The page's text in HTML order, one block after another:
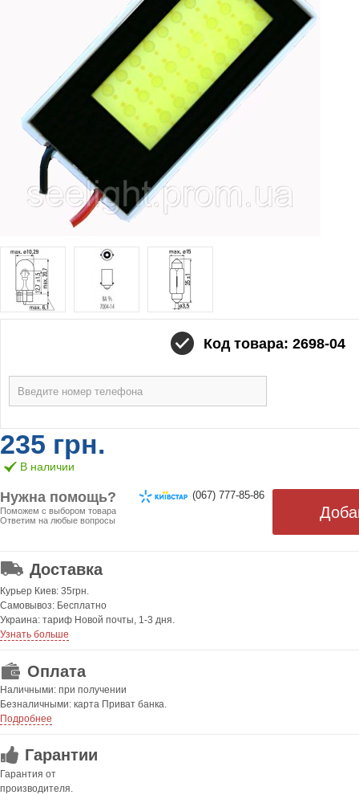
Код товара: 2698-04
235 грн.
В наличии
Нужна помощь?
Поможем с выбором товара
Ответим на любые вопросы
(067) 777-85-86
Доставка
Курьер Киев: 35грн.
Самовывоз: Бесплатно
Украина: тариф Новой почты, 1-3 дня.
Узнать больше
Оплата
Наличными: при получении
Безналичными: карта Приват банка.
Подробнее
Гарантии
Гарантия от
производителя.